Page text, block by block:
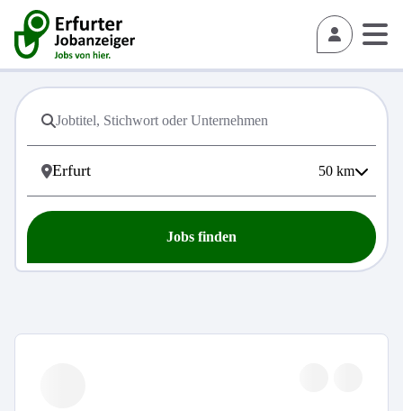
50 km
Jobs finden